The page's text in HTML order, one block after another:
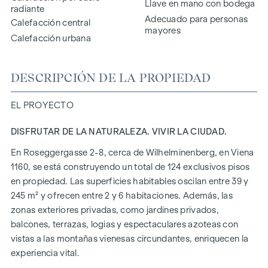
radiante
Calefacción central
Calefacción urbana
Llave en mano con bodega
Adecuado para personas
mayores
DESCRIPCIÓN DE LA PROPIEDAD
EL PROYECTO
DISFRUTAR DE LA NATURALEZA. VIVIR LA CIUDAD.
En Roseggergasse 2-8, cerca de Wilhelminenberg, en Viena
1160, se está construyendo un total de 124 exclusivos pisos
en propiedad. Las superficies habitables oscilan entre 39 y
245 m² y ofrecen entre 2 y 6 habitaciones. Además, las
zonas exteriores privadas, como jardines privados,
balcones, terrazas, logias y espectaculares azoteas con
vistas a las montañas vienesas circundantes, enriquecen la
experiencia vital.